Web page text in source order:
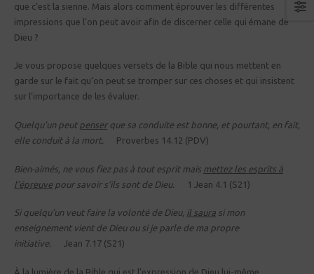
que c’est la sienne. Mais alors comment éprouver les différentes
impressions que l’on peut avoir afin de discerner celle qui émane de
Dieu ?
Je vous propose quelques versets de la Bible qui nous mettent en
garde sur le fait qu’on peut se tromper sur ces choses et qui insistent
sur l’importance de les évaluer.
Quelqu’un peut penserque sa conduite est bonne, et pourtant, en fait,
elle conduit à la mort. Proverbes 14.12 (PDV)
Bien-aimés, ne vous fiez pas à tout esprit mais mettez les esprits à
l’épreuve pour savoir s’ils sont de Dieu. 1 Jean 4.1 (S21)
Si quelqu’un veut faire la volonté de Dieu, il saura si mon
enseignement vient de Dieu ou si je parle de ma propre
initiative.
Jean 7.17 (S21)
À la lumière de la Bible qui est l’expression de Dieu lui-même,